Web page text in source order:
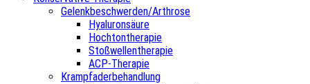
Gelenkbeschwerden/Arthrose
Hyaluronsäure
Hochtontherapie
Stoßwellentherapie
ACP-Therapie
Krampfaderbehandlung